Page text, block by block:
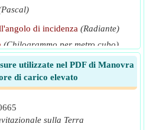
di incidenza (Radiante)
(Chilogrammo per metro cubo)
libero
(Chilogrammo per metro
(Grado al secondo)
utilizzate nel PDF di Manovra
di carico elevato
sulla Terra